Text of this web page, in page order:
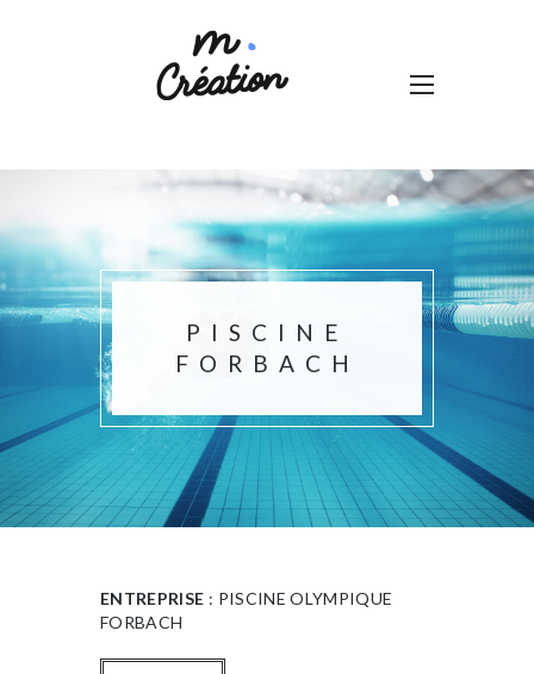
PISCINE
FORBACH
ENTREPRISE : PISCINE OLYMPIQUE
FORBACH